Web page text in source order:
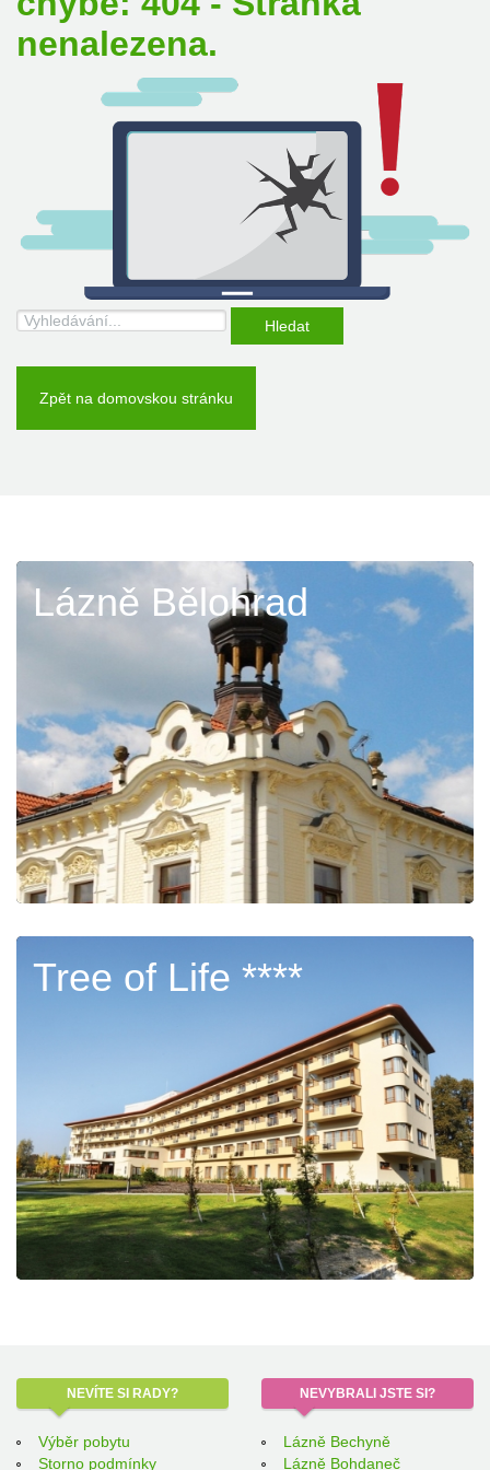
nenalezena.
Hledat
Zpět na domovskou stránku
Lázně Bělohrad
Tree of Life ****
NEVÍTE SI RADY?
Výběr pobytu
Storno podmínky
NEVYBRALI JSTE SI?
Lázně Bechyně
Lázně Bohdaneč